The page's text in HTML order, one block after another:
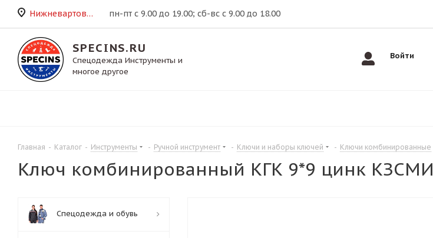
Нижневартовск пн-пт с 9.00 до 19.00; сб-вс с 9.00 до 18.00
SPECINS.RU
Спецодежда Инструменты и
многое другое
Войти
Главная - Каталог - Инструменты - Ручной инструмент - Ключи и наборы ключей - Ключи комбинированные
Ключ комбинированный КГК 9*9 цинк КЗСМИ
Спецодежда и обувь